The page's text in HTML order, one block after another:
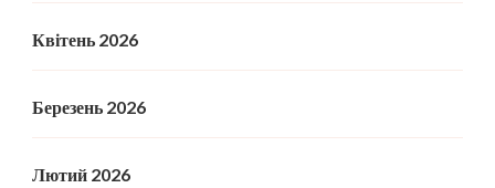
Квітень 2026
Березень 2026
Лютий 2026